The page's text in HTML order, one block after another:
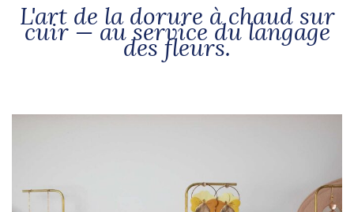
L'art de la dorure à chaud sur
cuir — au service du langage
des fleurs.